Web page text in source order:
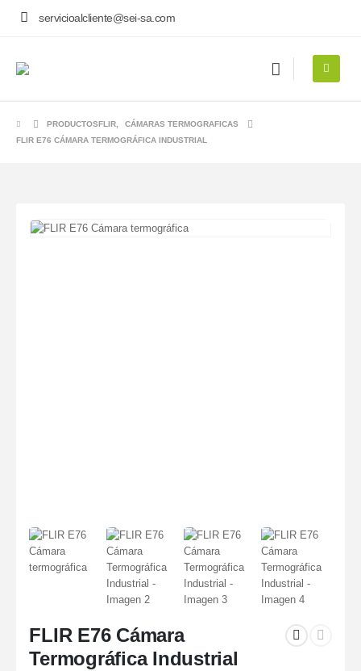
servicioalcliente@sei-sa.com
PRODUCTOSFLIR,
CÁMARAS TERMOGRAFICAS
FLIR E76 CÁMARA TERMOGRÁFICA INDUSTRIAL
FLIR E76 Cámara
Termográfica Industrial